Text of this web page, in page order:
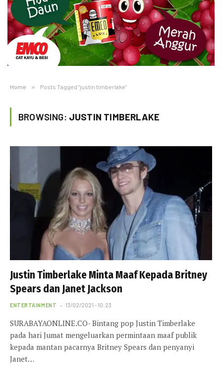
Home » Posts Tagged "justin timberlake"
BROWSING: JUSTIN TIMBERLAKE
Justin Timberlake Minta Maaf Kepada Britney
Spears dan Janet Jackson
ENTERTAINMENT 13/02/2021 - 10:23
SURABAYAONLINE.CO- Bintang pop Justin Timberlake
pada hari Jumat mengeluarkan permintaan maaf publik
kepada mantan pacarnya Britney Spears dan penyanyi
Janet…